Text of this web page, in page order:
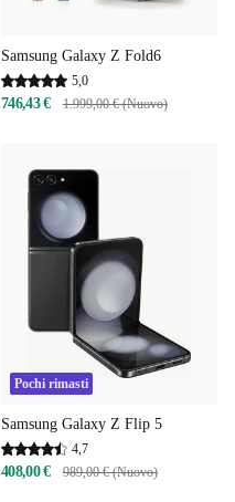
Samsung Galaxy Z Fold6
5,0
746,43 € 1.999,00 € (Nuovo)
Pochi rimasti
Samsung Galaxy Z Flip 5
4,7
408,00 € 989,00 € (Nuovo)